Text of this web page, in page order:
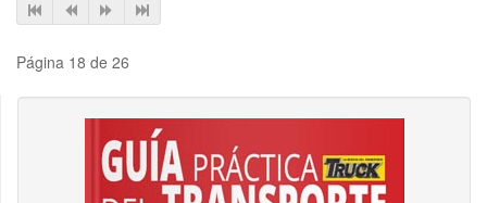
Página 18 de 26